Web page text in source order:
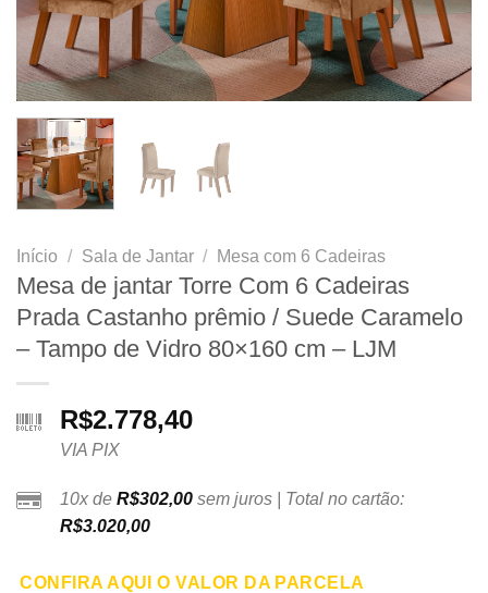
Início / Sala de Jantar / Mesa com 6 Cadeiras
Mesa de jantar Torre Com 6 Cadeiras
Prada Castanho prêmio / Suede Caramelo
– Tampo de Vidro 80×160 cm – LJM
R$2.778,40
VIA PIX
10x de R$302,00 sem juros | Total no cartão:
R$3.020,00
CONFIRA AQUI O VALOR DA PARCELA